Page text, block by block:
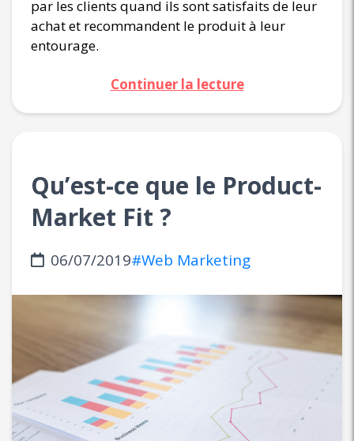
par les clients quand ils sont satisfaits de leur
achat et recommandent le produit à leur
entourage.
Continuer la lecture
Qu’est-ce que le Product-
Market Fit ?
06/07/2019#Web Marketing